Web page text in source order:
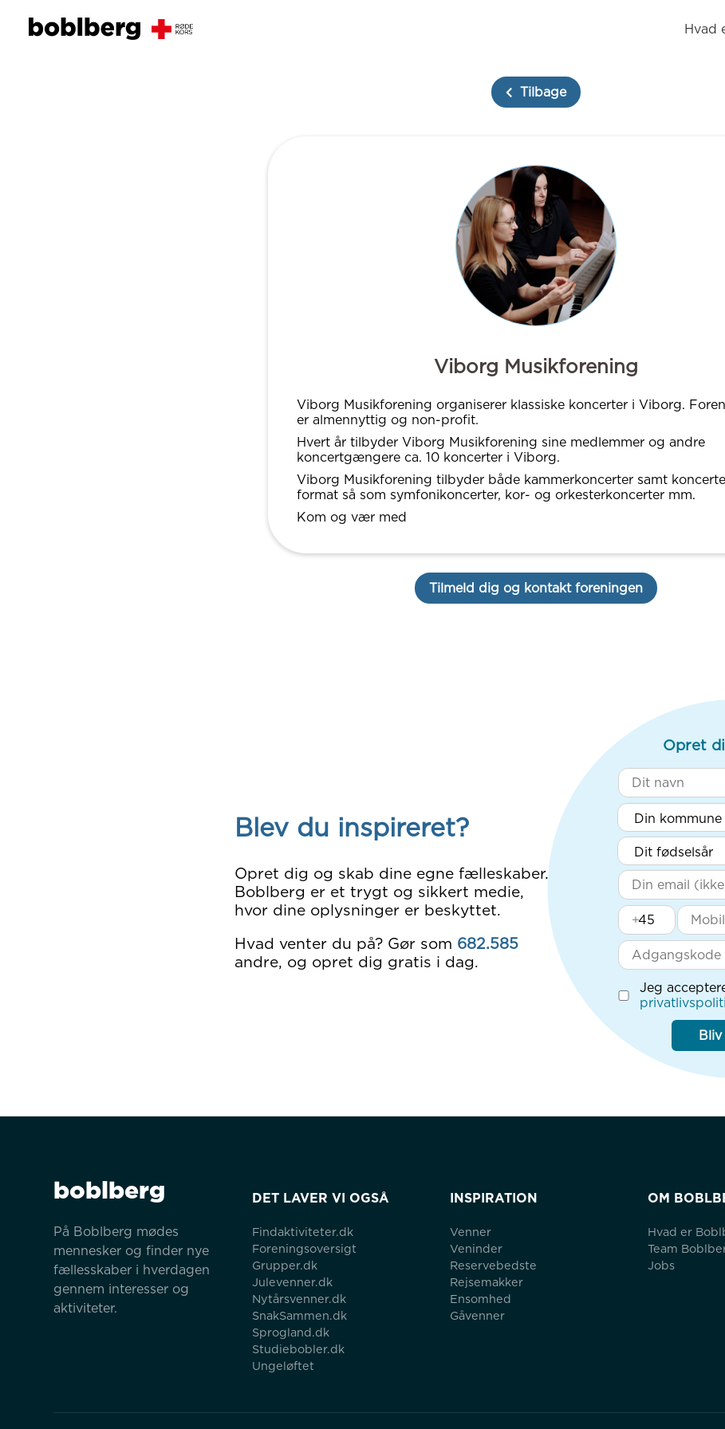
Hvad
Tilbage
Viborg Musikforening
Viborg Musikforening organiserer klassiske koncerter i Viborg.
er almennyttig og non-profit.
Hvert år tilbyder Viborg Musikforening sine medlemmer og andre
koncertgængere ca. 10 koncerter i Viborg.
Viborg Musikforening tilbyder både kammerkoncerter samt
format så som symfonikoncerter, kor- og orkesterkoncerter mm.
Kom og vær med
Tilmeld dig og kontakt foreningen
Blev du inspireret?
Opret dig og skab dine egne fælleskaber.
Boblberg er et trygt og sikkert medie,
hvor dine oplysninger er beskyttet.
Hvad venter du på? Gør som 682.585
andre, og opret dig gratis i dag.
Opret
+
Jeg
Bliv
boblberg
På Boblberg mødes
mennesker og finder nye
fællesskaber i hverdagen
gennem interesser og
aktiviteter.
DET LAVER VI OGSÅ
Findaktiviteter.dk
Foreningsoversigt
Grupper.dk
Julevenner.dk
Nytårsvenner.dk
SnakSammen.dk
Sprogland.dk
Studiebobler.dk
Ungeløftet
INSPIRATION
Venner
Veninder
Reservebedste
Rejsemakker
Ensomhed
Gåvenner
OM
Hvad er
Team
Jobs